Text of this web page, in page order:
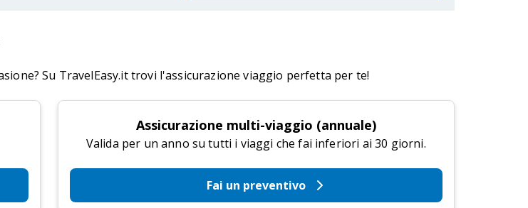
Su TravelEasy.it trovi l'assicurazione viaggio perfetta per te!
Assicurazione multi-viaggio (annuale)
Valida per un anno su tutti i viaggi che fai inferiori ai 30 giorni.
Fai un preventivo